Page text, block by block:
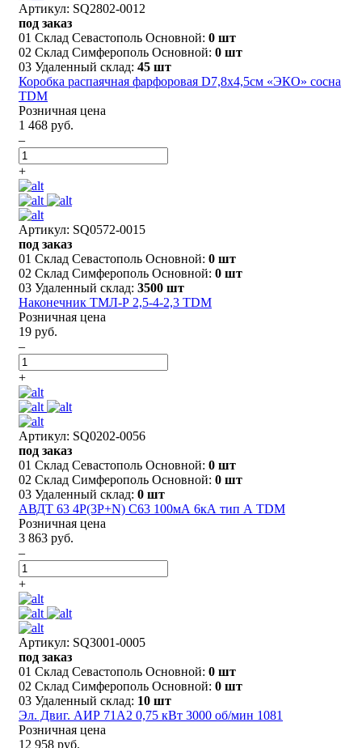
Артикул: SQ2802-0012
под заказ
01 Склад Севастополь Основной: 0 шт
02 Склад Симферополь Основной: 0 шт
03 Удаленный склад: 45 шт
Коробка распаячная фарфоровая D7,8х4,5см «ЭКО» сосна
TDM
Розничная цена
1 468 руб.
–
+
Артикул: SQ0572-0015
под заказ
01 Склад Севастополь Основной: 0 шт
02 Склад Симферополь Основной: 0 шт
03 Удаленный склад: 3500 шт
Наконечник ТМЛ-Р 2,5-4-2,3 TDM
Розничная цена
19 руб.
–
+
Артикул: SQ0202-0056
под заказ
01 Склад Севастополь Основной: 0 шт
02 Склад Симферополь Основной: 0 шт
03 Удаленный склад: 0 шт
АВДТ 63 4P(3Р+N) C63 100мА 6кА тип А TDM
Розничная цена
3 863 руб.
–
+
Артикул: SQ3001-0005
под заказ
01 Склад Севастополь Основной: 0 шт
02 Склад Симферополь Основной: 0 шт
03 Удаленный склад: 10 шт
Эл. Двиг. АИР 71A2 0,75 кВт 3000 об/мин 1081
Розничная цена
12 958 руб.